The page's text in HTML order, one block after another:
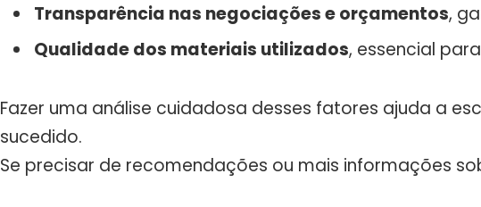
Transparência nas negociações e orçamentos,
Qualidade dos materiais utilizados, essencial
Fazer uma análise cuidadosa desses fatores ajuda a
sucedido.
Se precisar de recomendações ou mais informações